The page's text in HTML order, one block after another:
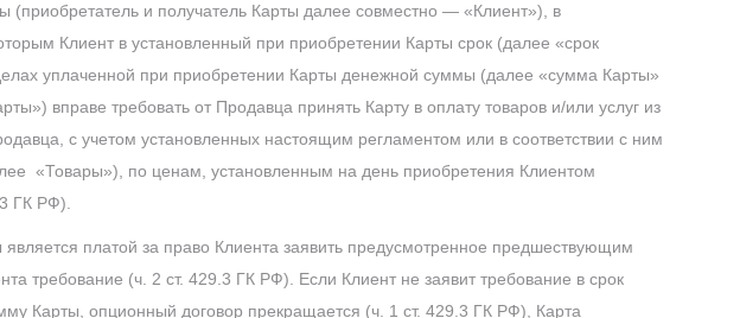
(приобретатель и получатель Карты далее совместно — «Клиент»), в
Клиент в установленный при приобретении Карты срок (далее «срок
уплаченной при приобретении Карты денежной суммы (далее «сумма Карты»
вправе требовать от Продавца принять Карту в оплату товаров и/или услуг из
с учетом установленных настоящим регламентом или в соответствии с ним
«Товары»), по ценам, установленным на день приобретения Клиентом
ГК РФ).
платой за право Клиента заявить предусмотренное предшествующим
требование (ч. 2 ст. 429.3 ГК РФ). Если Клиент не заявит требование в срок
Карты, опционный договор прекращается (ч. 1 ст. 429.3 ГК РФ), Карта